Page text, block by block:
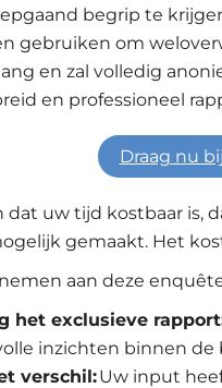
begrip te
gebruiken om
en zal volledig
en professioneel
Draag nu
dat uw tijd kostbaar is,
gemaakt. Het
aan deze
het exclusieve
inzichten binnen de
verschil:Uw input